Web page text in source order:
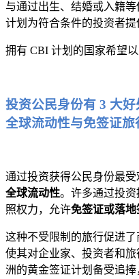
与通过出生、结婚或入籍
计划为符合条件的投资者提
拥有 CBI 计划的国家希望
投资公民身份有 3 大好
全球流动性与免签证旅
通过投资获得公民身份最
全球流动性。许多通过投
照权力，允许免签证或落
这种不受限制的旅行促进了
使其对企业家、投资者和
洲的黄金签证计划备受追